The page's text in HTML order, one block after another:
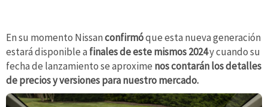
En su momento Nissanconfirmóque esta nueva generación
estará disponible a finales de este mismos 2024y cuando su
fecha de lanzamiento se aproxime nos contarán los detalles
de precios y versiones para nuestro mercado.